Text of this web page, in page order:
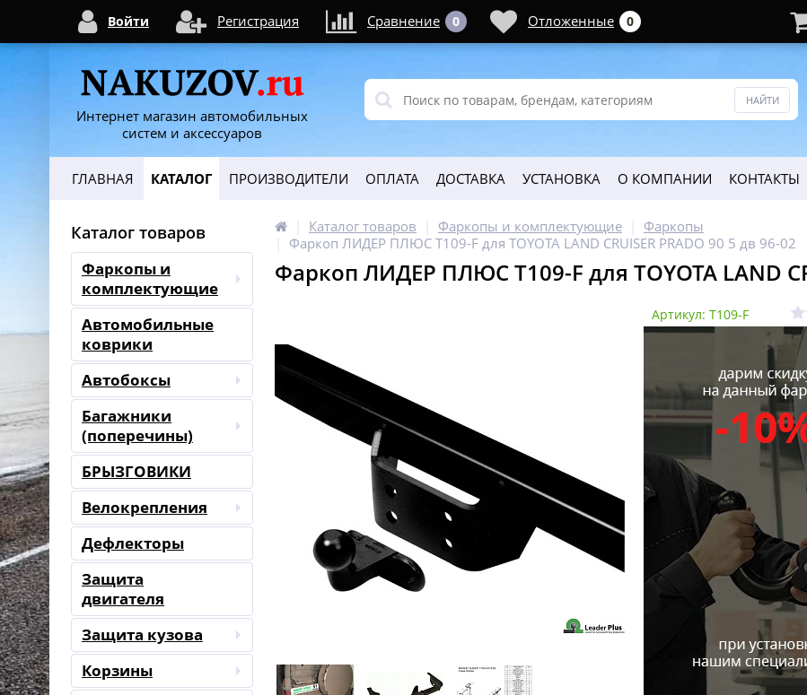
Интернет магазин автомобильных
систем и аксессуаров
ГЛАВНАЯ КАТАЛОГ ПРОИЗВОДИТЕЛИ ОПЛАТА ДОСТАВКА УСТАНОВКА О КОМПАНИИ КОНТАКТЫ
Каталог товаров
Фаркопы и
комплектующие
Автомобильные
коврики
Автобоксы
Багажники
(поперечины)
БРЫЗГОВИКИ
Велокрепления
Дефлекторы
Защита
двигателя
Защита кузова
Корзины
Каталог товаров Фаркопы и комплектующие
Фаркопы
Фаркоп ЛИДЕР ПЛЮС T109-F для TOYOTA LAND CRUISER PRADO 90 5 дв 96-02
Фаркоп ЛИДЕР ПЛЮС T109-F для TOYOTA LAND
Артикул: T109-F
Войти Регистрация Сравнение 0 Отложенные 0